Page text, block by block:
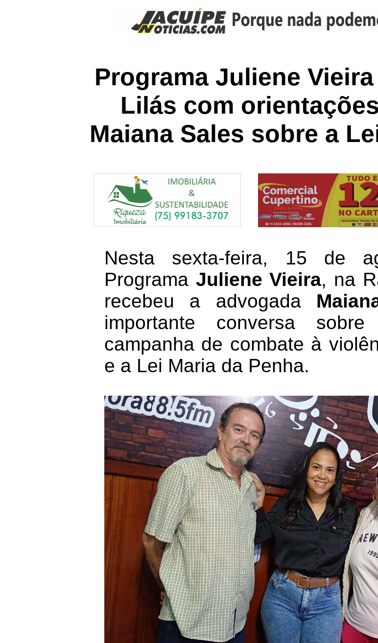
Programa Juliene
Lilás com
Maiana Sales sobre a
Nesta sexta-feira, 15 de
Programa Juliene Vieira, na
recebeu a advogada
importante conversa
campanha de combate à
e a Lei Maria da Penha.